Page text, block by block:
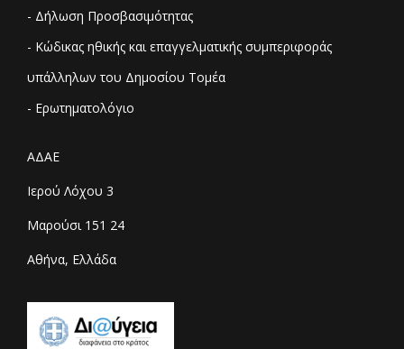
- Δήλωση Προσβασιμότητας
- Κώδικας ηθικής και επαγγελματικής συμπεριφοράς
υπάλληλων του Δημοσίου Τομέα
- Ερωτηματολόγιο
ΑΔΑΕ
Ιερού Λόχου 3
Μαρούσι 151 24
Αθήνα, Ελλάδα